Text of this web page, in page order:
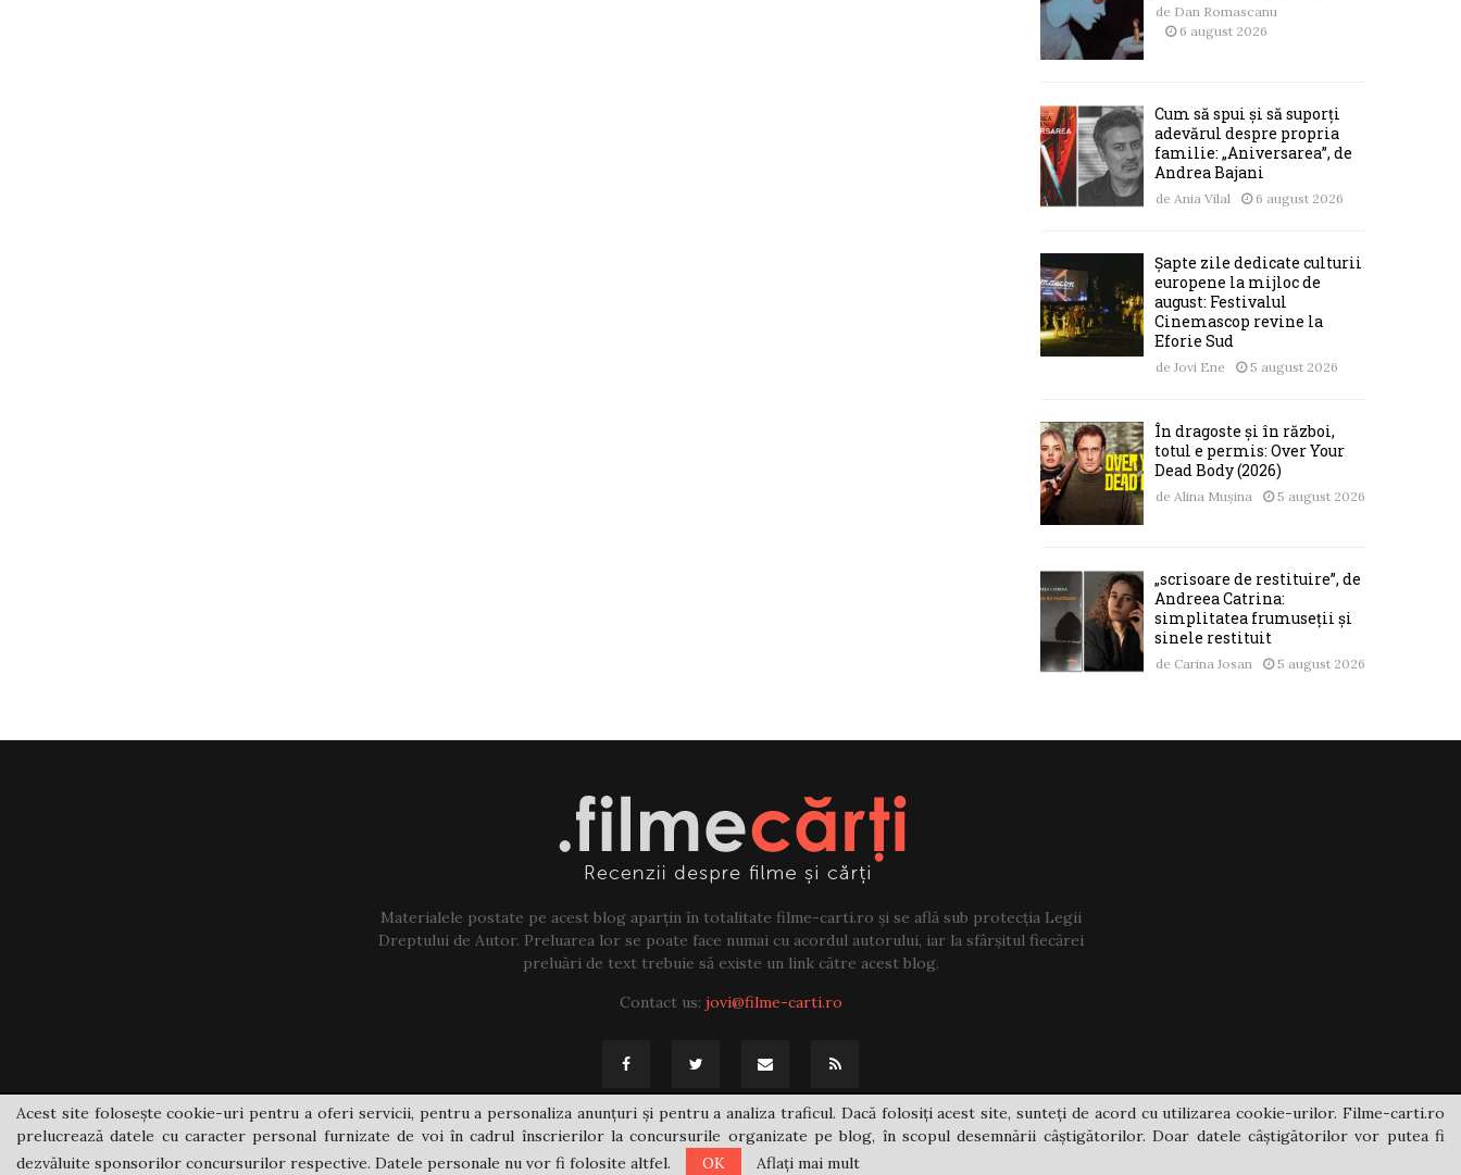
de Dan Romascanu
6 august 2026
Cum să spui și să suporți
adevărul despre propria
familie: „Aniversarea”, de
Andrea Bajani
de Ania Vilal 6 august 2026
Șapte zile dedicate culturii
europene la mijloc de
august: Festivalul
Cinemascop revine la
Eforie Sud
de Jovi Ene 5 august 2026
În dragoste și în război,
totul e permis: Over Your
Dead Body (2026)
de Alina Mușina 5 august 2026
„scrisoare de restituire”, de
Andreea Catrina:
simplitatea frumuseții și
sinele restituit
de Carina Josan 5 august 2026
Materialele postate pe acest blog aparțin în totalitate filme-carti.ro și se află sub protecția Legii
Dreptului de Autor. Preluarea lor se poate face numai cu acordul autorului, iar la sfârșitul fiecărei
preluări de text trebuie să existe un link către acest blog.
Contact us: jovi@filme-carti.ro
@2021 - filme-carti.ro
Acest site folosește cookie-uri pentru a oferi servicii, pentru a personaliza anunțuri și pentru a analiza traficul. Dacă folosiți acest site, sunteți de acord cu utilizarea cookie-urilor. Filme-carti.ro
prelucrează datele cu caracter personal furnizate de voi în cadrul înscrierilor la concursurile organizate pe blog, în scopul desemnării câștigătorilor. Doar datele câștigătorilor vor putea fi
dezvăluite sponsorilor concursurilor respective. Datele personale nu vor fi folosite altfel.
OK Aflați mai mult